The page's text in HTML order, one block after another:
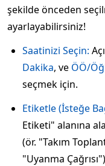
şekilde önceden
ayarlayabilirsiniz!
Saatinizi Seçin:
Dakika, ve ÖÖ/
seçmek için.
Etiketle (İsteğe
Etiketi" alanına
(ör. "Takım
"Uyanma